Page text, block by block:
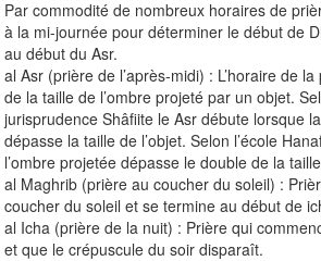
Par commodité de nombreux horaires de
à la mi-journée pour déterminer le début de
au début du Asr.
al Asr (prière de l’après-midi) : L’horaire de
de la taille de l’ombre projeté par un objet.
jurisprudence Shâfiite le Asr débute lorsque
dépasse la taille de l’objet. Selon l’école
l’ombre projetée dépasse le double de la
al Maghrib (prière au coucher du soleil) :
coucher du soleil et se termine au début de
al Icha (prière de la nuit) : Prière qui
et que le crépuscule du soir disparaît.